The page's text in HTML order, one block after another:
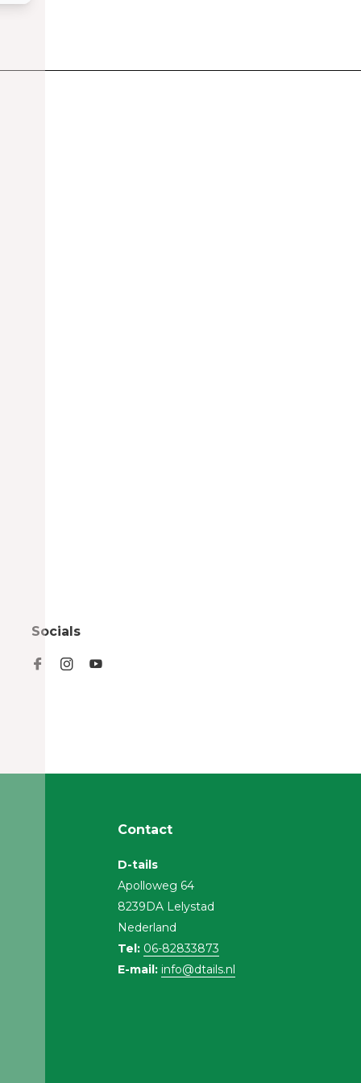
Socials
Contact
D-tails
Apolloweg 64
8239DA Lelystad
Nederland
Tel: 06-82833873
E-mail: info@dtails.nl